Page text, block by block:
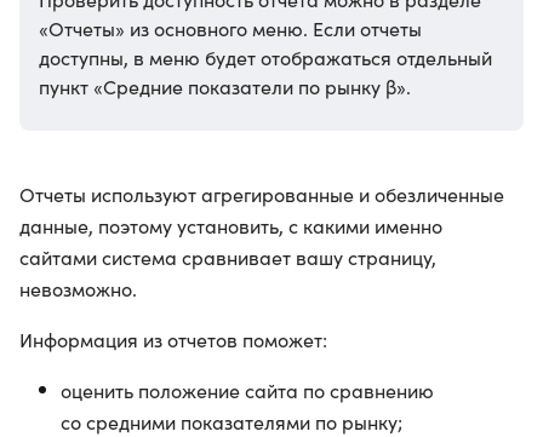
«Отчеты» из основного меню. Если отчеты
доступны, в меню будет отображаться отдельный
пункт «Средние показатели по рынку β».
Отчеты используют агрегированные и обезличенные
данные, поэтому установить, с какими именно
сайтами система сравнивает вашу страницу,
невозможно.
Информация из отчетов поможет:
оценить положение сайта по сравнению
со средними показателями по рынку;